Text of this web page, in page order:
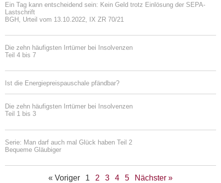
Ein Tag kann entscheidend sein: Kein Geld trotz Einlösung der SEPA-
Lastschrift
BGH, Urteil vom 13.10.2022, IX ZR 70/21
Die zehn häufigsten Irrtümer bei Insolvenzen
Teil 4 bis 7
Ist die Energiepreispauschale pfändbar?
Die zehn häufigsten Irrtümer bei Insolvenzen
Teil 1 bis 3
Serie: Man darf auch mal Glück haben Teil 2
Bequeme Gläubiger
« Voriger 1 2 3 4 5 Nächster »